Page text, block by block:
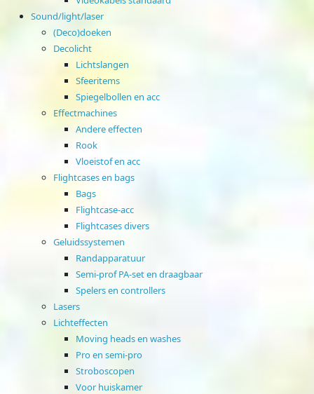
Sound/light/laser
(Deco)doeken
Decolicht
Lichtslangen
Sfeeritems
Spiegelbollen en acc
Effectmachines
Andere effecten
Rook
Vloeistof en acc
Flightcases en bags
Bags
Flightcase-acc
Flightcases divers
Geluidssystemen
Randapparatuur
Semi-prof PA-set en draagbaar
Spelers en controllers
Lasers
Lichteffecten
Moving heads en washes
Pro en semi-pro
Stroboscopen
Voor huiskamer